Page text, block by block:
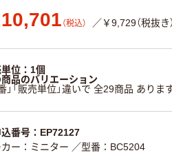
（税込） ／￥9,729（税抜き）
位：1個
商品のバリエーション
」「販売単位」違いで 全29商品 あります
番号：EP72127
カー：ミニター ／型番：BC5204